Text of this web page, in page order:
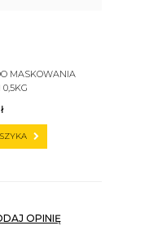
MASKOWANIA
OPINIĘ